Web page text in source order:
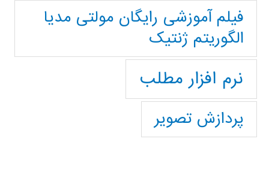
فیلم آموزشی رایگان مولتی مدیا
الگوریتم ژنتیک
نرم افزار مطلب
پردازش تصویر